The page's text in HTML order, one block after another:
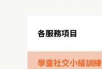
各服務項目
學童社交小組訓練